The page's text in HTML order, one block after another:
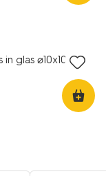
in glas ⌀10x10cm